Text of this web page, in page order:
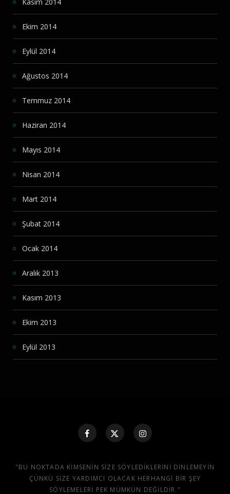
Ekim 2014
Eylül 2014
Ağustos 2014
Temmuz 2014
Haziran 2014
Mayıs 2014
Nisan 2014
Mart 2014
Şubat 2014
Ocak 2014
Aralık 2013
Kasım 2013
Ekim 2013
Eylül 2013
"BU NOKTADA KIMSENIN SIZE SÖYLEDIKLERINI DINLEMEYIN
ÇÜNKÜ SIZE YARDIMCI OLACAK HERHANGI BIR ŞEY
SÖYLEMELERI PEK MÜMKÜN DEĞILDIR."